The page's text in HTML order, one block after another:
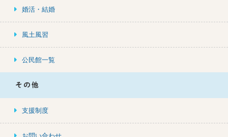
婚活・結婚
風土風習
公民館一覧
その他
支援制度